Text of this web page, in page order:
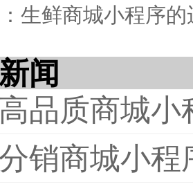
生鲜商城小程序
闻
高品质商城
分销商城小